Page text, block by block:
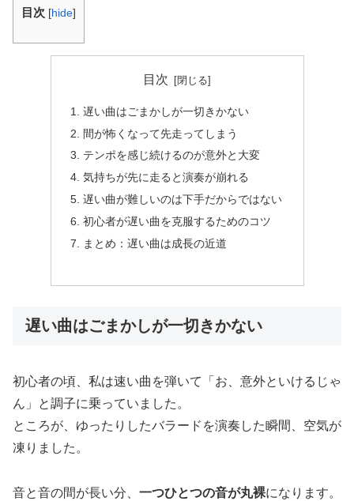
目次 [hide]
目次
遅い曲はごまかしが一切きかない
間が怖くなって先走ってしまう
テンポを感じ続けるのが意外と大変
気持ちが先に走ると演奏が崩れる
遅い曲が難しいのは下手だからではない
初心者が遅い曲を克服するためのコツ
まとめ：遅い曲は成長の近道
遅い曲はごまかしが一切きかない
初心者の頃、私は速い曲を弾いて「お、意外といけるじゃ
ん」と調子に乗っていました。
ところが、ゆったりしたバラードを演奏した瞬間、空気が
凍りました。
音と音の間が長い分、 一つひとつの音が丸裸になります。